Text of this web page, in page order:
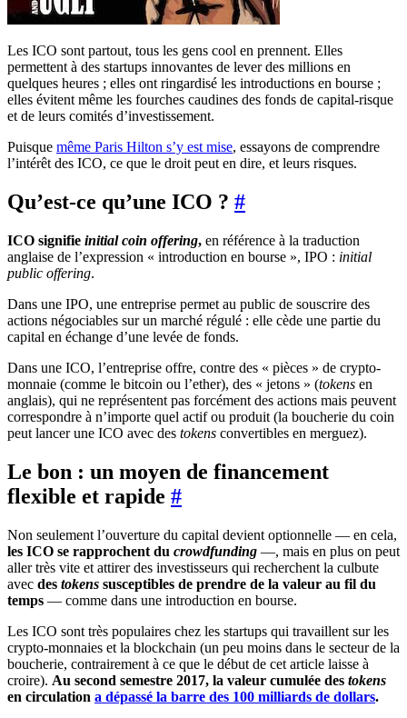
Les ICO sont partout, tous les gens cool en prennent. Elles
permettent à des startups innovantes de lever des millions en
quelques heures ; elles ont ringardisé les introductions en bourse ;
elles évitent même les fourches caudines des fonds de capital-risque
et de leurs comités d’investissement.
Puisque même Paris Hilton s’y est mise, essayons de comprendre
l’intérêt des ICO, ce que le droit peut en dire, et leurs risques.
Qu’est-ce qu’une ICO ? #
ICO signifie initial coin offering, en référence à la traduction
anglaise de l’expression « introduction en bourse », IPO : initial
public offering.
Dans une IPO, une entreprise permet au public de souscrire des
actions négociables sur un marché régulé : elle cède une partie du
capital en échange d’une levée de fonds.
Dans une ICO, l’entreprise offre, contre des « pièces » de crypto-
monnaie (comme le bitcoin ou l’ether), des « jetons » (tokens en
anglais), qui ne représentent pas forcément des actions mais peuvent
correspondre à n’importe quel actif ou produit (la boucherie du coin
peut lancer une ICO avec des tokens convertibles en merguez).
Le bon : un moyen de financement
flexible et rapide #
Non seulement l’ouverture du capital devient optionnelle — en cela,
les ICO se rapprochent du crowdfunding —, mais en plus on peut
aller très vite et attirer des investisseurs qui recherchent la culbute
avec des tokens susceptibles de prendre de la valeur au fil du
temps — comme dans une introduction en bourse.
Les ICO sont très populaires chez les startups qui travaillent sur les
crypto-monnaies et la blockchain (un peu moins dans le secteur de la
boucherie, contrairement à ce que le début de cet article laisse à
croire). Au second semestre 2017, la valeur cumulée des tokens
en circulation a dépassé la barre des 100 milliards de dollars.